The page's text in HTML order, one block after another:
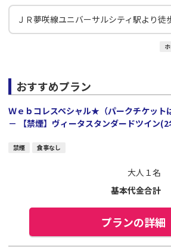
ＪＲ夢咲線ユニバーサルシティ駅より徒
おすすめプラン
Ｗｅｂコレスペシャル★（パークチケット
－ 【禁煙】ヴィータスタンダードツイン
禁煙 食事なし
大人１名
基本代金合計
プランの詳細